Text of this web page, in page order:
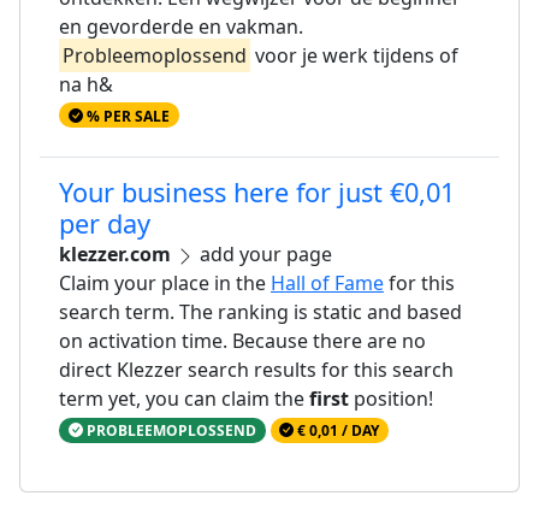
en gevorderde en vakman.
Probleemoplossend voor je werk tijdens of
na h&
% PER SALE
Your business here for just €0,01
per day
klezzer.com
add your page
Claim your place in the Hall of Famefor this
search term. The ranking is static and based
on activation time. Because there are no
direct Klezzer search results for this search
term yet, you can claim thefirst position!
PROBLEEMOPLOSSEND € 0,01 / DAY